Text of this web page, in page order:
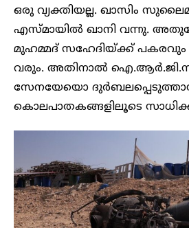
ഒരു വ്യക്തിയല്ല. ഖാസിം
എസ്മായിൽ ഖാനി വന്നു.
മുഹമ്മദ് സഹേദിയ്ക്ക്
വരും. അതിനാൽ
സേനയേയൊ
കൊലപാതകങ്ങളിലൂടെ